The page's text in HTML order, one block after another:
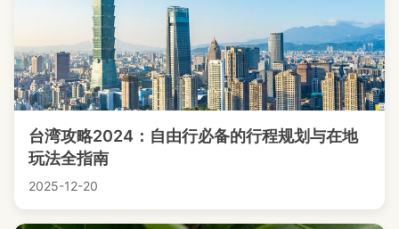
台湾攻略2024：自由行必备的行程规划与在地
玩法全指南
2025-12-20